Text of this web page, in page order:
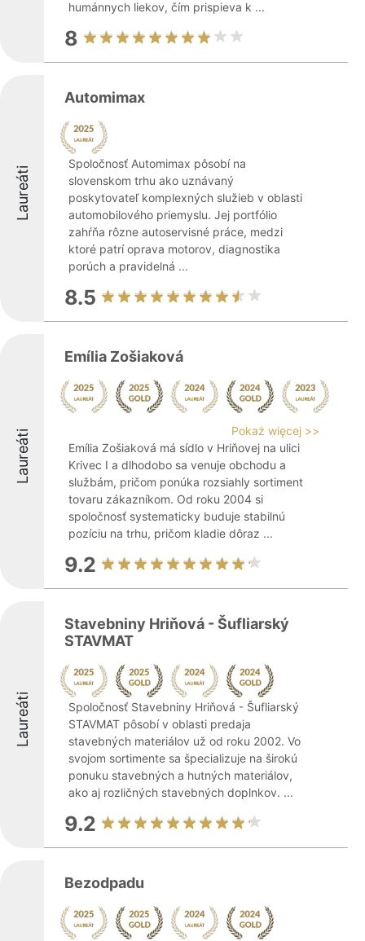
humánnych liekov, čím prispieva k ...
8
Laureáti
Automimax
Spoločnosť Automimax pôsobí na
slovenskom trhu ako uznávaný
poskytovateľ komplexných služieb v oblasti
automobilového priemyslu. Jej portfólio
zahŕňa rôzne autoservisné práce, medzi
ktoré patrí oprava motorov, diagnostika
porúch a pravidelná ...
8.5
Laureáti
Emília Zošiaková
Pokaż więcej >>
Emília Zošiaková má sídlo v Hriňovej na ulici
Krivec I a dlhodobo sa venuje obchodu a
službám, pričom ponúka rozsiahly sortiment
tovaru zákazníkom. Od roku 2004 si
spoločnosť systematicky buduje stabilnú
pozíciu na trhu, pričom kladie dôraz ...
9.2
Laureáti
Stavebniny Hriňová - Šufliarský
STAVMAT
Spoločnosť Stavebniny Hriňová - Šufliarský
STAVMAT pôsobí v oblasti predaja
stavebných materiálov už od roku 2002. Vo
svojom sortimente sa špecializuje na širokú
ponuku stavebných a hutných materiálov,
ako aj rozličných stavebných doplnkov. ...
9.2
Bezodpadu